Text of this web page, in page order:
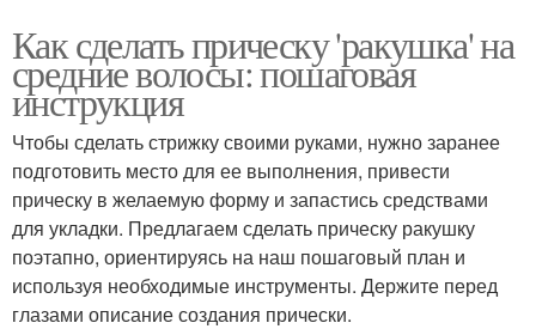
Как сделать прическу 'ракушка' на
средние волосы: пошаговая
инструкция
Чтобы сделать стрижку своими руками, нужно заранее
подготовить место для ее выполнения, привести
прическу в желаемую форму и запастись средствами
для укладки. Предлагаем сделать прическу ракушку
поэтапно, ориентируясь на наш пошаговый план и
используя необходимые инструменты. Держите перед
глазами описание создания прически.